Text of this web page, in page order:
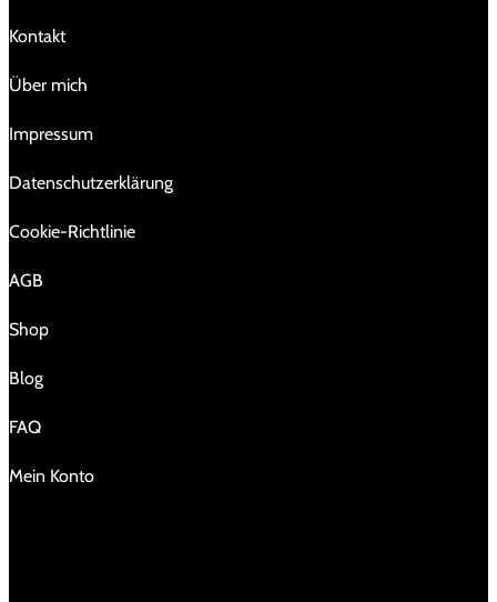
Kontakt
Über mich
Impressum
Da­ten­schutz­er­klä­rung
Cookie-Richtlinie
AGB
Shop
Blog
FAQ
Mein Konto